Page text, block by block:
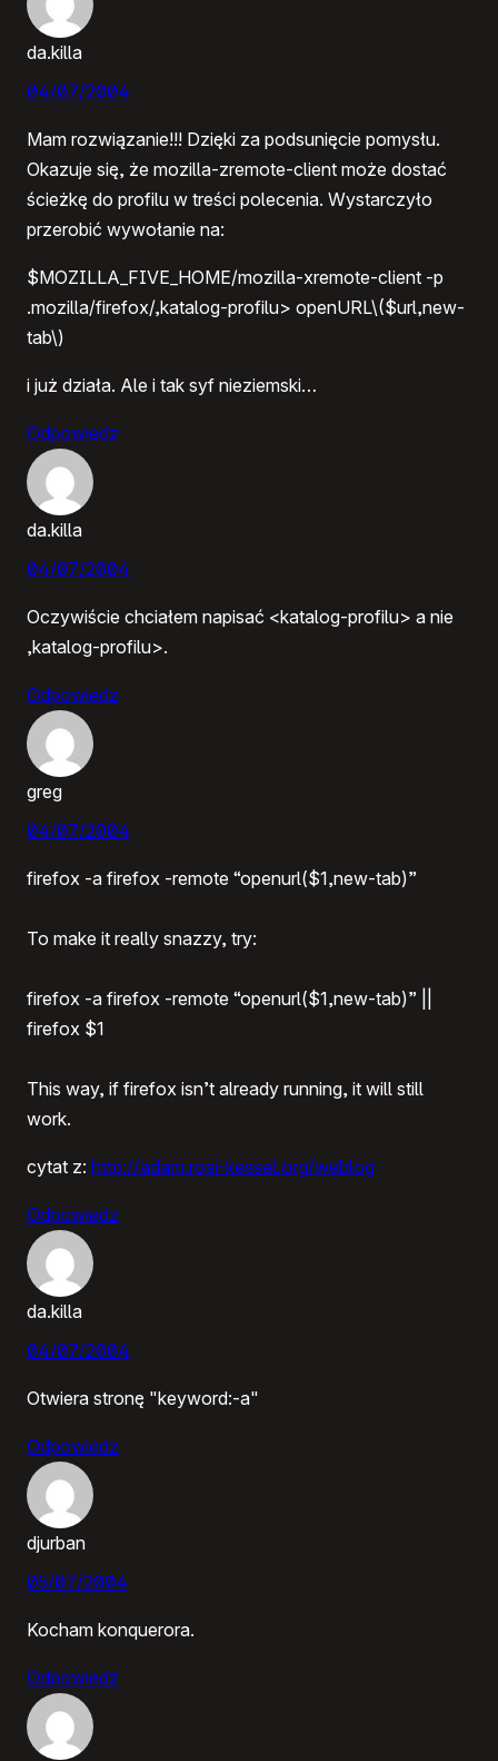
da.killa
04/07/2004
Mam rozwiązanie!!! Dzięki za podsunięcie pomysłu.
Okazuje się, że mozilla-zremote-client może dostać
ścieżkę do profilu w treści polecenia. Wystarczyło
przerobić wywołanie na:
$MOZILLA_FIVE_HOME/mozilla-xremote-client -p
.mozilla/firefox/,katalog-profilu> openURL\($url,new-
tab\)
i już działa. Ale i tak syf nieziemski…
Odpowiedz
da.killa
04/07/2004
Oczywiście chciałem napisać <katalog-profilu> a nie
,katalog-profilu>.
Odpowiedz
greg
04/07/2004
firefox -a firefox -remote “openurl($1,new-tab)”
To make it really snazzy, try:
firefox -a firefox -remote “openurl($1,new-tab)” ||
firefox $1
This way, if firefox isn’t already running, it will still
work.
cytat z: http://adam.rosi-kessel.org/weblog
Odpowiedz
da.killa
04/07/2004
Otwiera stronę "keyword:-a"
Odpowiedz
djurban
05/07/2004
Kocham konquerora.
Odpowiedz